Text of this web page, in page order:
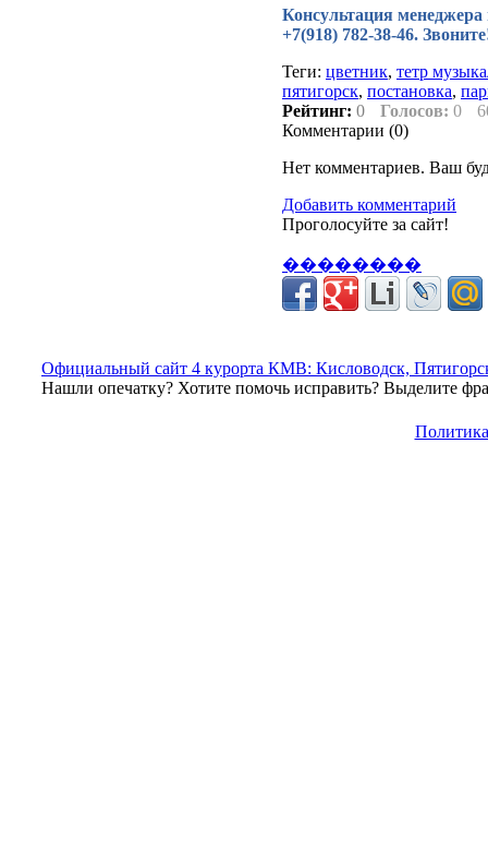
Консультация менеджера
+7(918) 782-38-46.
Теги: цветник, тетр
пятигорск, постановка,
Рейтинг: 0 Голосов: 0
Комментарии (0)
Нет комментариев. Ваш
Добавить комментарий
Проголосуйте за сайт!
��������
Официальный сайт 4 курорта КМВ: Кисловодск,
Нашли опечатку? Хотите помочь исправить? Выделите